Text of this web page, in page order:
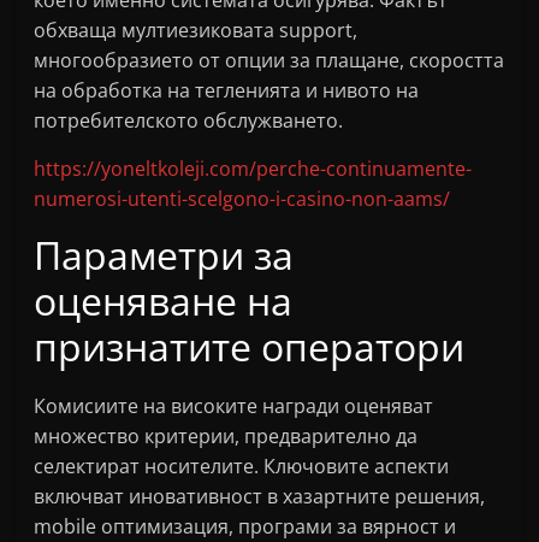
обхваща мултиезиковата support,
многообразието от опции за плащане, скоростта
на обработка на тегленията и нивото на
потребителското обслужването.
https://yoneltkoleji.com/perche-continuamente-
numerosi-utenti-scelgono-i-casino-non-aams/
Параметри за
оценяване на
признатите оператори
Комисиите на високите награди оценяват
множество критерии, предварително да
селектират носителите. Ключовите аспекти
включват иновативност в хазартните решения,
mobile оптимизация, програми за вярност и